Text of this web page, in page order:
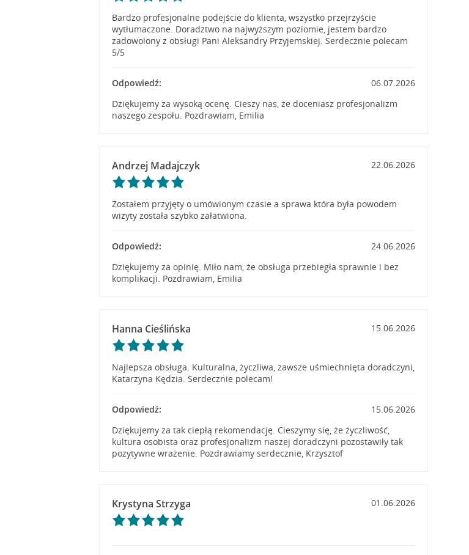
Bardzo profesjonalne podejście do klienta, wszystko przejrzyście
wytłumaczone. Doradztwo na najwyższym poziomie, jestem bardzo
zadowolony z obsługi Pani Aleksandry Przyjemskiej. Serdecznie polecam
5/5
Odpowiedź:
06.07.2026
Dziękujemy za wysoką ocenę. Cieszy nas, że doceniasz profesjonalizm
naszego zespołu. Pozdrawiam, Emilia
Andrzej Madajczyk 22.06.2026
Zostałem przyjęty o umówionym czasie a sprawa która była powodem
wizyty została szybko załatwiona.
Odpowiedź:
24.06.2026
Dziękujemy za opinię. Miło nam, że obsługa przebiegła sprawnie i bez
komplikacji. Pozdrawiam, Emilia
Hanna Cieślińska 15.06.2026
Najlepsza obsługa. Kulturalna, życzliwa, zawsze uśmiechnięta doradczyni,
Katarzyna Kędzia. Serdecznie polecam!
Odpowiedź:
15.06.2026
Dziękujemy za tak ciepłą rekomendację. Cieszymy się, że życzliwość,
kultura osobista oraz profesjonalizm naszej doradczyni pozostawiły tak
pozytywne wrażenie. Pozdrawiamy serdecznie, Krzysztof
Krystyna Strzyga 01.06.2026